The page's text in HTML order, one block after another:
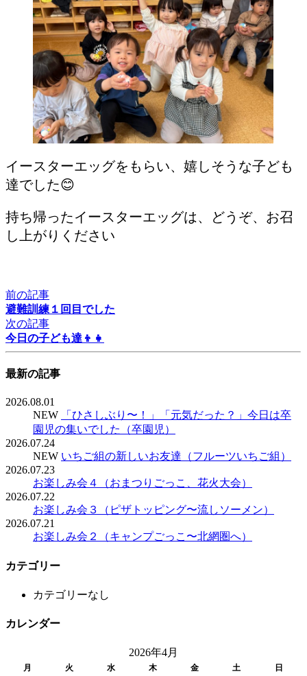
イースターエッグをもらい、嬉しそうな子ども
達でした😊
持ち帰ったイースターエッグは、どうぞ、お召
し上がりください
前の記事
避難訓練１回目でした
次の記事
今日の子ども達👦👧
最新の記事
2026.08.01
NEW
「ひさしぶり〜！」「元気だった？」今日は卒
園児の集いでした（卒園児）
2026.07.24
NEW いちご組の新しいお友達（フルーツいちご組）
2026.07.23
お楽しみ会４（おまつりごっこ、花火大会）
2026.07.22
お楽しみ会３（ピザトッピング〜流しソーメン）
2026.07.21
お楽しみ会２（キャンプごっこ〜北網圏へ）
カテゴリー
カテゴリーなし
カレンダー
2026年4月
月 火 水 木 金 土
日